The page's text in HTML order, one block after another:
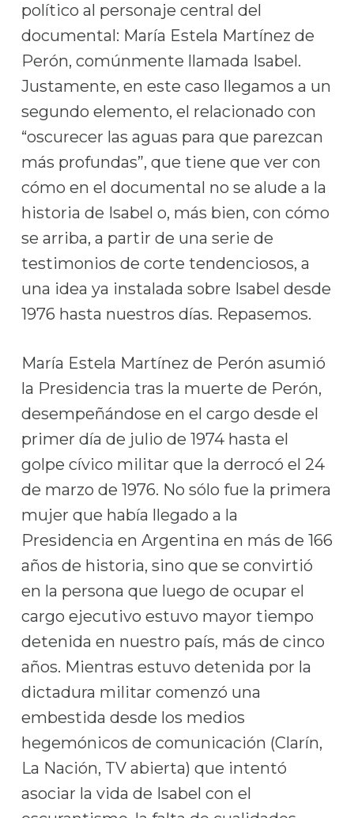
político al personaje central del
documental: María Estela Martínez de
Perón, comúnmente llamada Isabel.
Justamente, en este caso llegamos a un
segundo elemento, el relacionado con
“oscurecer las aguas para que parezcan
más profundas”, que tiene que ver con
cómo en el documental no se alude a la
historia de Isabel o, más bien, con cómo
se arriba, a partir de una serie de
testimonios de corte tendenciosos, a
una idea ya instalada sobre Isabel desde
1976 hasta nuestros días. Repasemos.
María Estela Martínez de Perón asumió
la Presidencia tras la muerte de Perón,
desempeñándose en el cargo desde el
primer día de julio de 1974 hasta el
golpe cívico militar que la derrocó el 24
de marzo de 1976. No sólo fue la primera
mujer que había llegado a la
Presidencia en Argentina en más de 166
años de historia, sino que se convirtió
en la persona que luego de ocupar el
cargo ejecutivo estuvo mayor tiempo
detenida en nuestro país, más de cinco
años. Mientras estuvo detenida por la
dictadura militar comenzó una
embestida desde los medios
hegemónicos de comunicación (Clarín,
La Nación, TV abierta) que intentó
asociar la vida de Isabel con el